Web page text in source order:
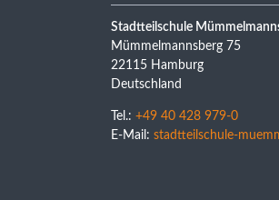
Stadtteilschule
Mümmelmannsberg 75
22115 Hamburg
Deutschland
Tel.: +49 40 428 979-0
E-Mail: stadtteilschule-